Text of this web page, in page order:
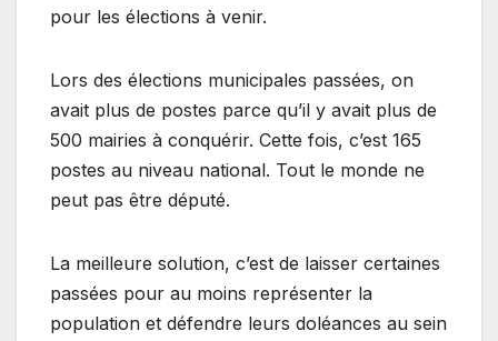
pour les élections à venir.
Lors des élections municipales passées, on
avait plus de postes parce qu’il y avait plus de
500 mairies à conquérir. Cette fois, c’est 165
postes au niveau national. Tout le monde ne
peut pas être député.
La meilleure solution, c’est de laisser certaines
passées pour au moins représenter la
population et défendre leurs doléances au sein